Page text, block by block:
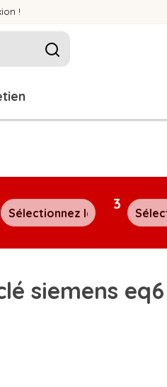
!
3
siemens eq6